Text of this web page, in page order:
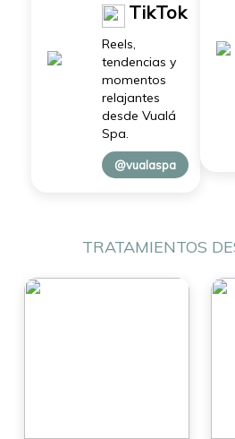
TikTok
Reels,
tendencias y
momentos
relajantes
desde Vualá
Spa.
@vualaspa
TRATAMIENTOS